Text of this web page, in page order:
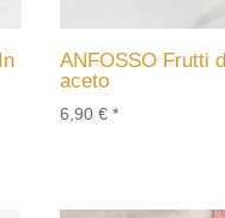
ANFOSSO Frutti
aceto
6,90€ *